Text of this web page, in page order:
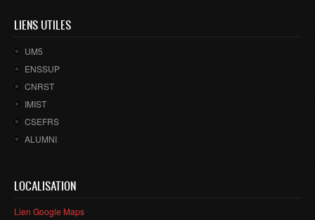
LIENS UTILES
UM5
ENSSUP
CNRST
IMIST
CSEFRS
ALUMNI
LOCALISATION
Lien Google Maps